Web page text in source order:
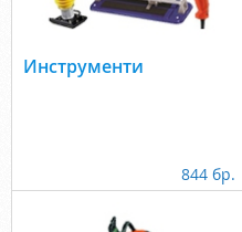
Инструменти
844 бр.